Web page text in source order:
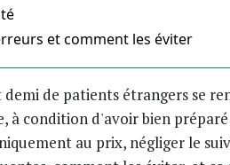
et comment les éviter
de patients étrangers se
à condition d'avoir bien
au prix, négliger le